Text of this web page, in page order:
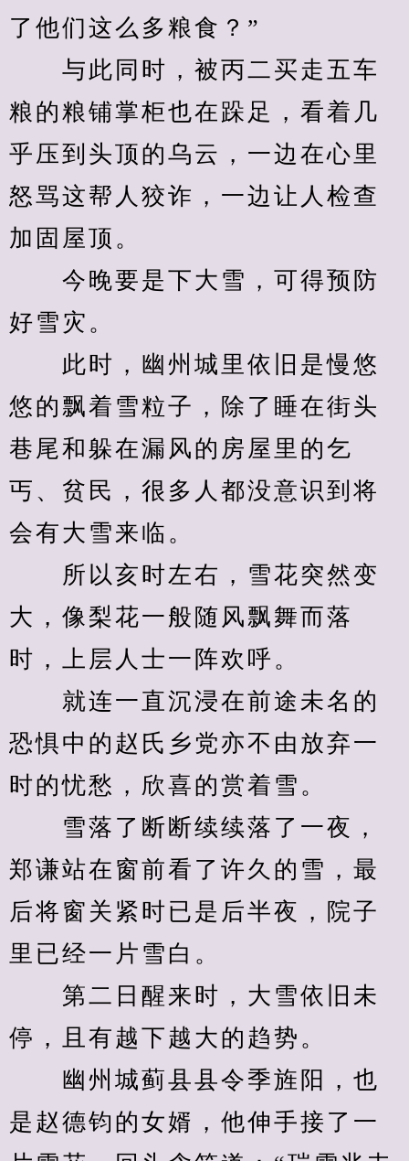
了他们这么多粮食？”
与此同时，被丙二买走五车
粮的粮铺掌柜也在跺足，看着几
乎压到头顶的乌云，一边在心里
怒骂这帮人狡诈，一边让人检查
加固屋顶。
今晚要是下大雪，可得预防
好雪灾。
此时，幽州城里依旧是慢悠
悠的飘着雪粒子，除了睡在街头
巷尾和躲在漏风的房屋里的乞
丐、贫民，很多人都没意识到将
会有大雪来临。
所以亥时左右，雪花突然变
大，像梨花一般随风飘舞而落
时，上层人士一阵欢呼。
就连一直沉浸在前途未名的
恐惧中的赵氏乡党亦不由放弃一
时的忧愁，欣喜的赏着雪。
雪落了断断续续落了一夜，
郑谦站在窗前看了许久的雪，最
后将窗关紧时已是后半夜，院子
里已经一片雪白。
第二日醒来时，大雪依旧未
停，且有越下越大的趋势。
幽州城蓟县县令季旌阳，也
是赵德钧的女婿，他伸手接了一